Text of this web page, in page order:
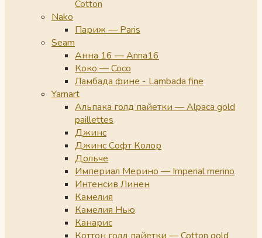
Cotton
Nako
Париж — Paris
Seam
Анна 16 — Anna16
Коко — Coco
Ламбада фине - Lambada fine
Yarnart
Альпака голд пайетки — Alpaca gold
paillettes
Джинс
Джинс Софт Колор
Дольче
Империал Мерино — Imperial merino
Интенсив Линен
Камелия
Камелия Нью
Канарис